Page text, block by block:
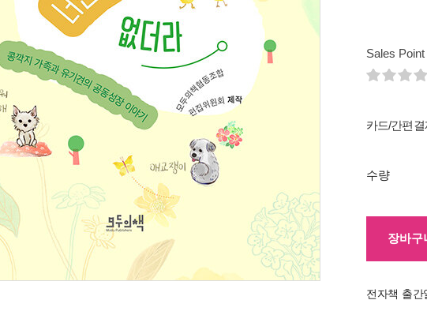
Sales Point
카드/간편결
수량
장바구
전자책 출간